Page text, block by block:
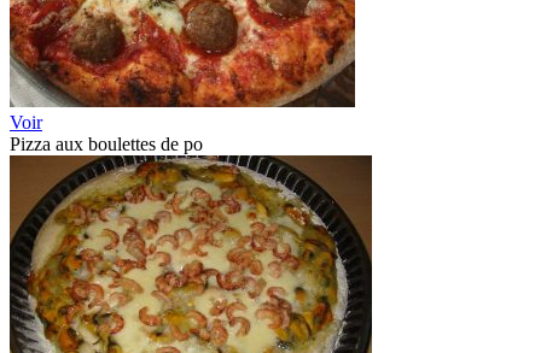
Voir
Pizza aux boulettes de po